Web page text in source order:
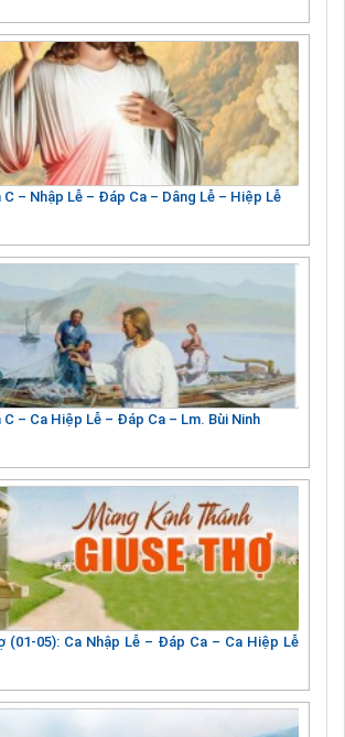
C – Nhập Lễ – Đáp Ca – Dâng Lễ – Hiệp Lễ
C – Ca Hiệp Lễ – Đáp Ca – Lm. Bùi Ninh
(01-05): Ca Nhập Lễ – Đáp Ca – Ca Hiệp Lễ